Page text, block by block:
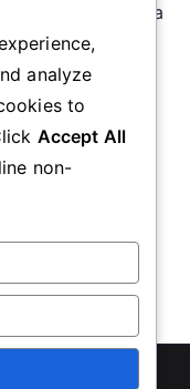
continuă a
acceptarea
la acești
by
analyze
to
Accept All
non-